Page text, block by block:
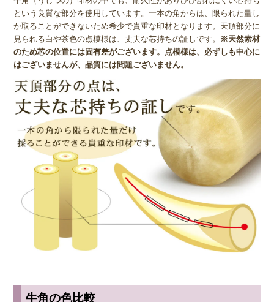
という良質な部分を使用しています。一本の角からは、限られた量し
か取ることができないため希少で貴重な印材となります。天頂部分に
見られる白や茶色の点模様は、丈夫な芯持ちの証しです。
※天然素材
のため芯の位置には固有差がございます。点模様は、必ずしも中心に
はございませんが、品質には問題ございません。
牛角の色比較